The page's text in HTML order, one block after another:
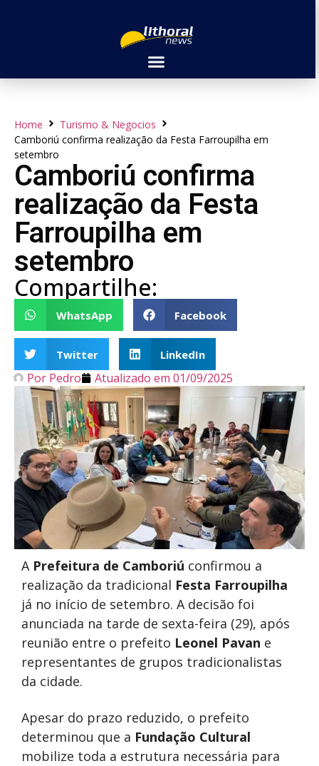
Home
Turismo & Negocios
Camboriú confirma realização da Festa Farroupilha em
setembro
Camboriú confirma
realização da Festa
Farroupilha em
setembro
Compartilhe:
WhatsApp Facebook
Twitter LinkedIn
Por Pedro Atualizado em 01/09/2025
A Prefeitura de Camboriú confirmou a
realização da tradicional Festa Farroupilha
já no início de setembro. A decisão foi
anunciada na tarde de sexta-feira (29), após
reunião entre o prefeito Leonel Pavan e
representantes de grupos tradicionalistas
da cidade.
Apesar do prazo reduzido, o prefeito
determinou que a Fundação Cultural
mobilize toda a estrutura necessária para